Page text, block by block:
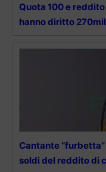
Quota 100 e
hanno diritto
Cantante
soldi del reddito di